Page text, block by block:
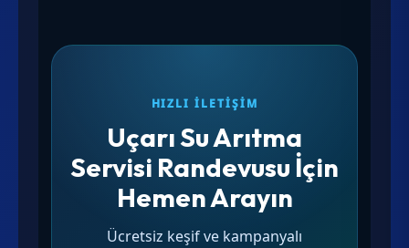
HIZLI İLETIŞIM
Uçarı Su Arıtma
Servisi Randevusu İçin
Hemen Arayın
Ücretsiz keşif ve kampanyalı